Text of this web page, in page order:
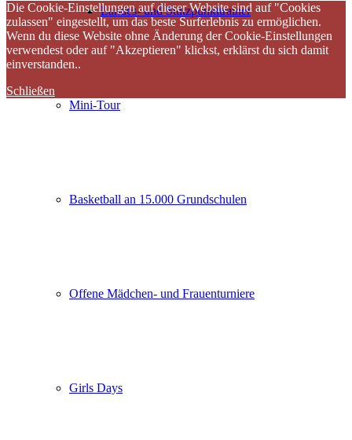
Landes- und Stützpunkttrainer
Mini-Tour
Basketball an 15.000 Grundschulen
Offene Mädchen- und Frauenturniere
Girls Days
Die Cookie-Einstellungen auf dieser Website sind auf "Cookies
zulassen" eingestellt, um das beste Surferlebnis zu ermöglichen.
Wenn du diese Website ohne Änderung der Cookie-Einstellungen
verwendest oder auf "Akzeptieren" klickst, erklärst du sich damit
einverstanden..
Schließen